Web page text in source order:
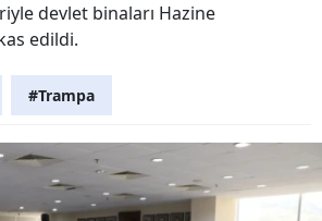
devlet binaları Hazine
edildi.
#Trampa